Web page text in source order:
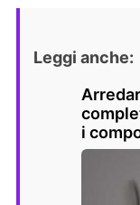
Leggi anche:
i